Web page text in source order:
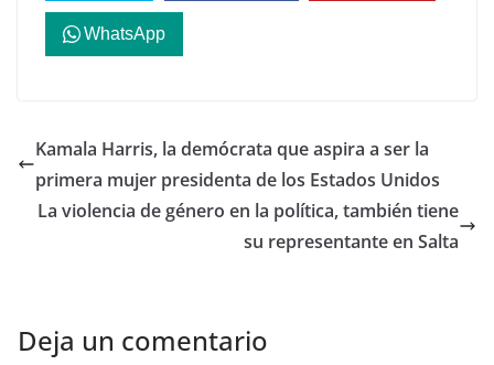
WhatsApp
Kamala Harris, la demócrata que aspira a ser la
primera mujer presidenta de los Estados Unidos
La violencia de género en la política, también tiene
su representante en Salta
Deja un comentario